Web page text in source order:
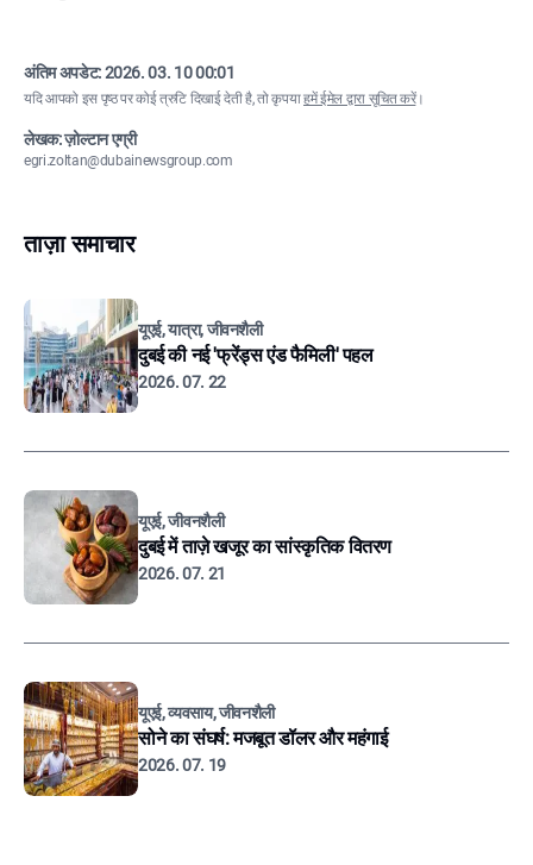
अंतिम अपडेट:2026. 03. 10 00:01
यदि आपको इस पृष्ठ पर कोई त्रुटि दिखाई देती है, तो कृपयाहमें ईमेल द्वारा सूचित करें।
लेखक: ज़ोल्टान एग्री
egri.zoltan@dubainewsgroup.com
ताज़ा समाचार
यूएई, यात्रा, जीवनशैली
दुबई की नई 'फ्रेंड्स एंड फैमिली' पहल
2026. 07. 22
यूएई, जीवनशैली
दुबई में ताज़े खजूर का सांस्कृतिक वितरण
2026. 07. 21
यूएई, व्यवसाय, जीवनशैली
सोने का संघर्ष: मजबूत डॉलर और महंगाई
2026. 07. 19